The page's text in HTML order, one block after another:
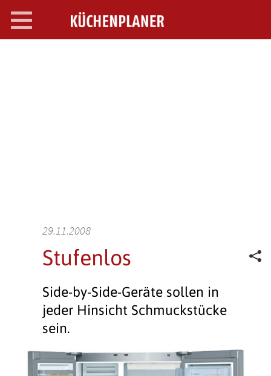
Toggle
navigation
29.11.2008
Stufenlos
Side-by-Side-Geräte sollen in
jeder Hinsicht Schmuckstücke
sein.